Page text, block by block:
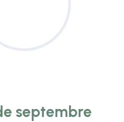
septembre